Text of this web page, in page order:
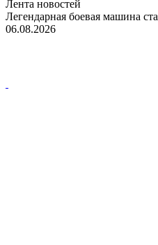
Лента новостей
Легендарная боевая машина
06.08.2026